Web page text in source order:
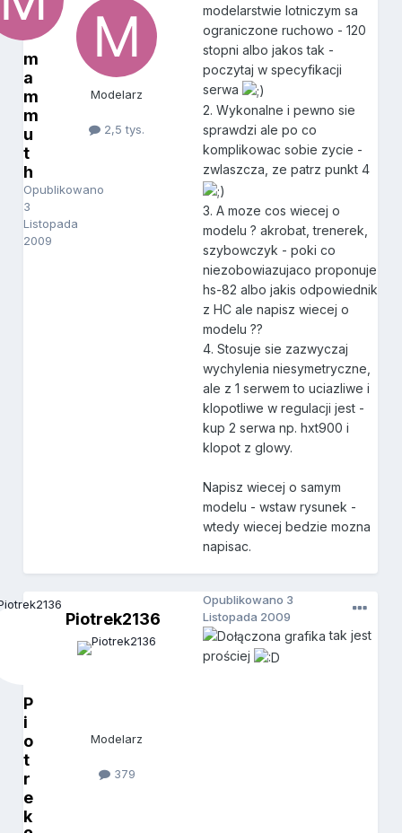
m
a
m
m
u
t
h
Opublikowano
3
Listopada
2009
Modelarz
2,5 tys.
modelarstwie lotniczym sa
ograniczone ruchowo - 120
stopni albo jakos tak -
poczytaj w specyfikacji
serwa
2. Wykonalne i pewno sie
sprawdzi ale po co
komplikowac sobie zycie -
zwlaszcza, ze patrz punkt 4
3. A moze cos wiecej o
modelu ? akrobat, trenerek,
szybowczyk - poki co
niezobowiazujaco proponuje
hs-82 albo jakis odpowiednik
z HC ale napisz wiecej o
modelu ??
4. Stosuje sie zazwyczaj
wychylenia niesymetryczne,
ale z 1 serwem to uciazliwe i
klopotliwe w regulacji jest -
kup 2 serwa np. hxt900 i
klopot z glowy.
Napisz wiecej o samym
modelu - wstaw rysunek -
wtedy wiecej bedzie mozna
napisac.
P
i
o
t
r
e
k
Piotrek2136
Modelarz
379
Opublikowano 3
Listopada 2009
tak jest
prościej